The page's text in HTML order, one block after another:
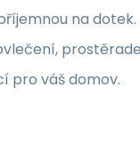
na
pro váš domov.